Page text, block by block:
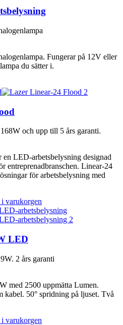
Fungerar på 12V eller
du sätter i.
och upp till 5 års garanti.
LED-arbetsbelysning designad
entreprenadbranschen. Linear-24
för arbetsbelysning med
varukorgen
LED
2 års garanti
med 2500 uppmätta Lumen.
kabel. 50° spridning på ljuset. Två
varukorgen